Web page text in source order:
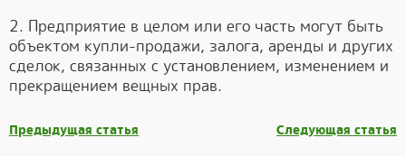
2. Предприятие в целом или его часть могут быть
объектом купли-продажи, залога, аренды и других
сделок, связанных с установлением, изменением и
прекращением вещных прав.
Предыдущая статья Следующая статья